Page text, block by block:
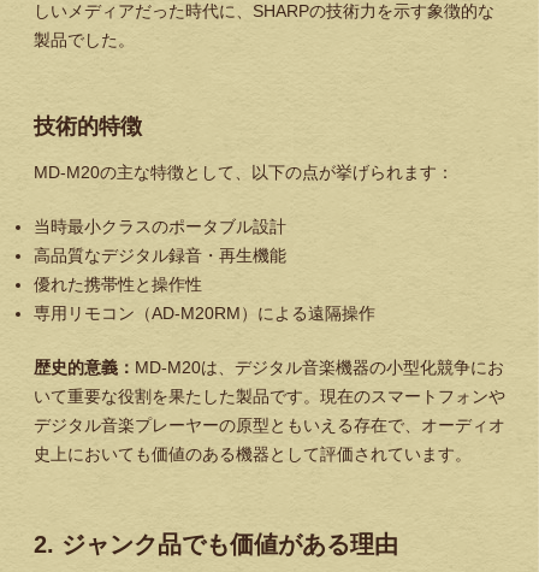
しいメディアだった時代に、SHARPの技術力を示す象徴的な
製品でした。
技術的特徴
MD-M20の主な特徴として、以下の点が挙げられます：
当時最小クラスのポータブル設計
高品質なデジタル録音・再生機能
優れた携帯性と操作性
専用リモコン（AD-M20RM）による遠隔操作
歴史的意義： MD-M20は、デジタル音楽機器の小型化競争にお
いて重要な役割を果たした製品です。現在のスマートフォンや
デジタル音楽プレーヤーの原型ともいえる存在で、オーディオ
史上においても価値のある機器として評価されています。
2. ジャンク品でも価値がある理由